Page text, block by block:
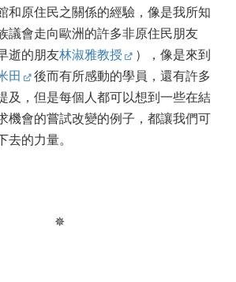
和原住民之關係的經驗，像是我所知
議會走向歐洲的許多非原住民朋友
逝的朋友林淑雅教授
），像是來到
田
後而有所感動的學員，還有許多
及，但是每個人都可以想到一些在結
機會的嘗試改變的例子，都讓我們可
的力量。
✵